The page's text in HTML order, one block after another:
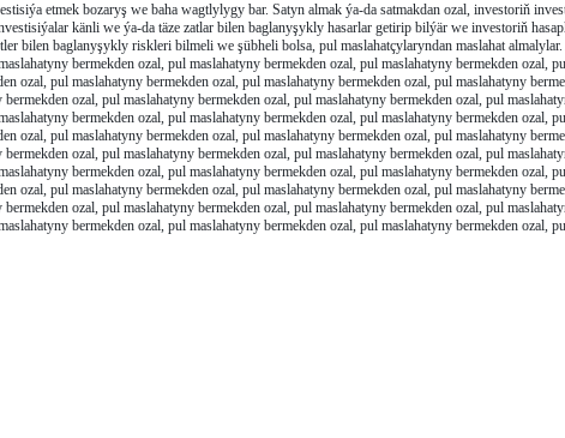
etmek bozaryş we baha wagtlylygy bar. Satyn almak ýa-da satmakdan ozal, investoriň
känli we ýa-da täze zatlar bilen baglanyşykly hasarlar getirip bilýär we investoriň
bilen baglanyşykly riskleri bilmeli we şübheli bolsa, pul maslahatçylaryndan maslahat
bermekden ozal, pul maslahatyny bermekden ozal, pul maslahatyny bermekden ozal,
ozal, pul maslahatyny bermekden ozal, pul maslahatyny bermekden ozal, pul maslahatyny
ozal, pul maslahatyny bermekden ozal, pul maslahatyny bermekden ozal, pul
bermekden ozal, pul maslahatyny bermekden ozal, pul maslahatyny bermekden ozal,
ozal, pul maslahatyny bermekden ozal, pul maslahatyny bermekden ozal, pul maslahatyny
ozal, pul maslahatyny bermekden ozal, pul maslahatyny bermekden ozal, pul
bermekden ozal, pul maslahatyny bermekden ozal, pul maslahatyny bermekden ozal,
ozal, pul maslahatyny bermekden ozal, pul maslahatyny bermekden ozal, pul maslahatyny
ozal, pul maslahatyny bermekden ozal, pul maslahatyny bermekden ozal, pul
bermekden ozal, pul maslahatyny bermekden ozal, pul maslahatyny bermekden ozal,